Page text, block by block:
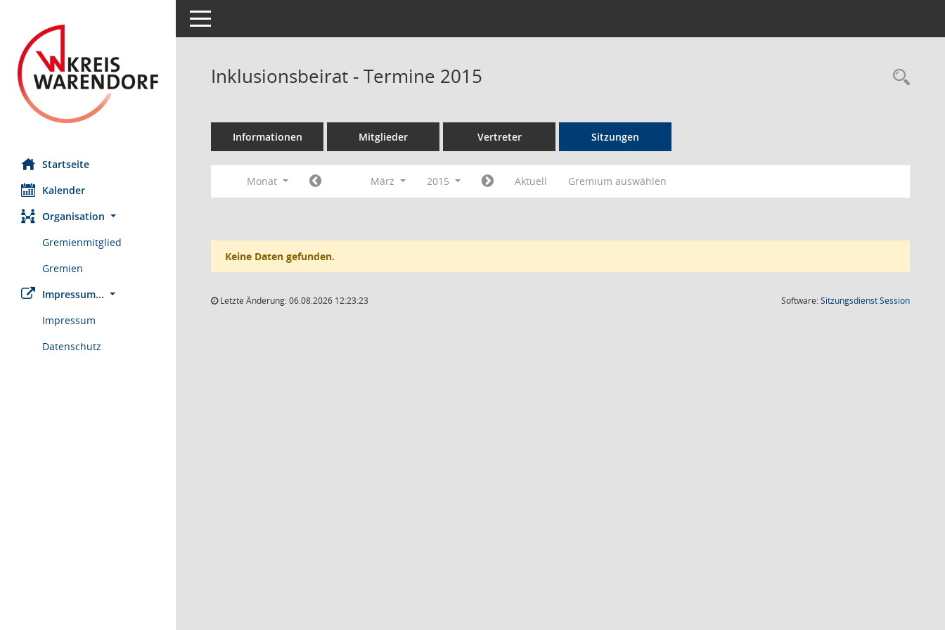
Startseite
Kalender
Organisation
Gremienmitglied
Gremien
Impressum...
Impressum
Datenschutz
Toggle navigation
Inklusionsbeirat - Termine 2015
Informationen Mitglieder Vertreter Sitzungen
Monat März 2015 Aktuell Gremium auswählen
Keine Daten gefunden.
Letzte Änderung: 06.08.2026 12:23:23 Software:SitzungsdienstSession(Wird in